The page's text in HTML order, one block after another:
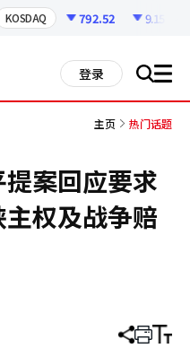
KOSDAQ 792.52 9.15
登录 搜 all
主页 热门话题
案回应要求
权及战争赔
分 打 调